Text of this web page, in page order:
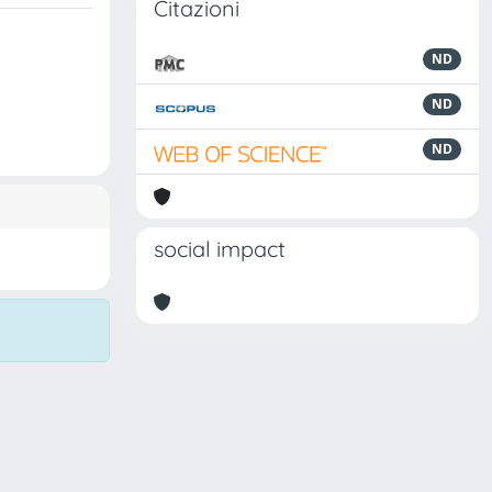
Citazioni
ND
ND
ND
social impact